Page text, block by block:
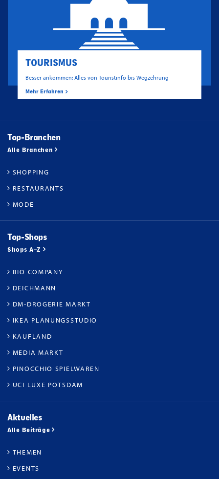
TOURISMUS
Besser ankommen: Alles von Touristinfo bis Wegzehrung
Mehr Erfahren
Top-Branchen
Alle Branchen
SHOPPING
RESTAURANTS
MODE
Top-Shops
Shops A–Z
BIO COMPANY
DEICHMANN
DM-DROGERIE MARKT
IKEA PLANUNGSSTUDIO
KAUFLAND
MEDIA MARKT
PINOCCHIO SPIELWAREN
UCI LUXE POTSDAM
Aktuelles
Alle Beiträge
THEMEN
EVENTS